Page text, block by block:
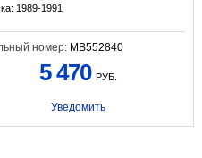
1989-1991
номер: MB552840
5 470 РУБ.
Уведомить